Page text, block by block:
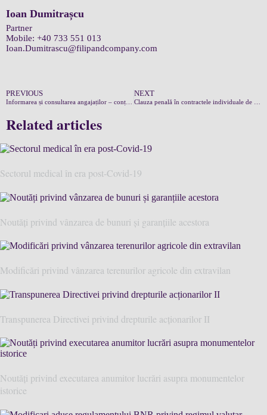
Ioan Dumitrașcu
Partner
Mobile: +40 733 551 013
Ioan.Dumitrascu@filipandcompany.com
PREVIOUS NEXT
Related articles
Sectorul medical în era post-Covid-19
Noutăți privind vânzarea de bunuri și garanțiile acestora
Modificări privind vânzarea terenurilor agricole din extravilan
Transpunerea Directivei privind drepturile acționarilor II
Noutăți privind executarea anumitor lucrări asupra monumentelor
istorice